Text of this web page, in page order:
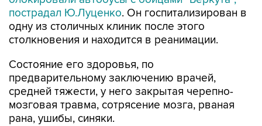
пострадал Ю.Луценко. Он госпитализирован в
одну из столичных клиник после этого
столкновения и находится в реанимации.
Состояние его здоровья, по
предварительному заключению врачей,
средней тяжести, у него закрытая черепно-
мозговая травма, сотрясение мозга, рваная
рана, ушибы, синяки.